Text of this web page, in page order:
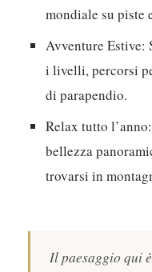
mondiale su piste
Avventure Estive:
i livelli, percorsi
di parapendio.
Relax tutto l’anno:
bellezza
trovarsi in
Il paesaggio qui